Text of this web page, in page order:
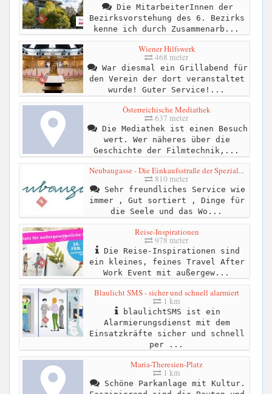
Die MitarbeiterInnen der
Bezirksvorstehung des 6. Bezirks
kenne ich durch Zusammenarb...
Wiener Hilfswerk
468 meter
War diesmal ein Grillabend für
den Verein der dort veranstaltet
wurde! Guter Service!...
Österreichische Mediathek
637 meter
Die Mediathek ist einen Besuch
wert. Wer näheres über die
Geschichte der Filmtechnik,...
Neubaugasse - Die Einkaufsstraße der Spezial...
810 meter
Sehr freundliches Service wie
immer , Gut sortiert , Dinge für
die Seele und das Wo...
Reise-Inspirationen
978 meter
Die Reise-Inspirationen sind
ein kleines, feines Travel After
Work Event mit außergew...
Blaulicht SMS - sicher und schnell alarmiert
1 km
blaulichtSMS ist ein
Alarmierungsdienst mit dem
Einsatzkräfte sicher und schnell
per ...
Maria-Theresien-Platz
1 km
Schöne Parkanlage mit Kultur.